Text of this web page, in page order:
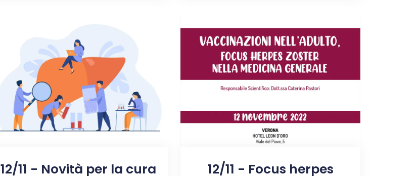
12/11 - Novità per la cura
12/11 - Focus herpes